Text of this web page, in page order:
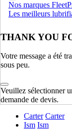
Nos marques
Les meilleurs
THANK YOU
Votre message a été
sous peu.
Veuillez sélectionner
demande de devis.
Équipement de
Equipment De
Matériel
Moteur
Carter Carter
Ism Ism